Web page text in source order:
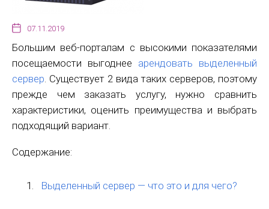
07.11.2019
Большим веб-порталам с высокими показателями
посещаемости выгоднее арендовать выделенный
сервер. Существует 2 вида таких серверов, поэтому
прежде чем заказать услугу, нужно сравнить
характеристики, оценить преимущества и выбрать
подходящий вариант.
Содержание:
Выделенный сервер — что это и для чего?